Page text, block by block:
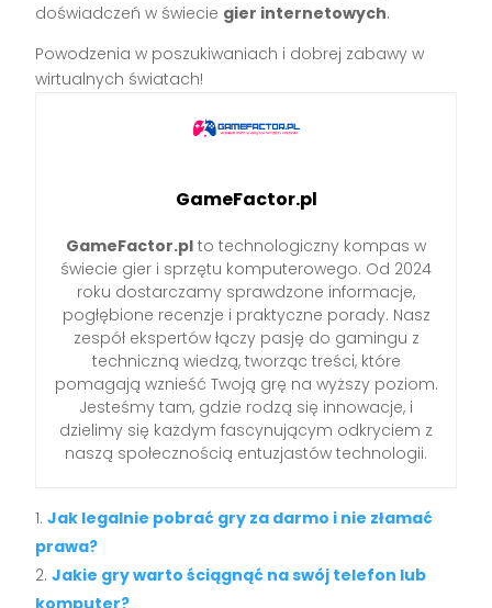
doświadczeń w świecie gier internetowych.
Powodzenia w poszukiwaniach i dobrej zabawy w
wirtualnych światach!
GameFactor.pl
GameFactor.pl to technologiczny kompas w
świecie gier i sprzętu komputerowego. Od 2024
roku dostarczamy sprawdzone informacje,
pogłębione recenzje i praktyczne porady. Nasz
zespół ekspertów łączy pasję do gamingu z
techniczną wiedzą, tworząc treści, które
pomagają wznieść Twoją grę na wyższy poziom.
Jesteśmy tam, gdzie rodzą się innowacje, i
dzielimy się każdym fascynującym odkryciem z
naszą społecznością entuzjastów technologii.
Jak legalnie pobrać gry za darmo i nie złamać
prawa?
Jakie gry warto ściągnąć na swój telefon lub
komputer?